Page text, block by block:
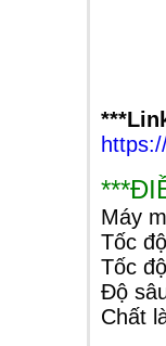
Máy
Tốc
Tốc
Độ
Chất